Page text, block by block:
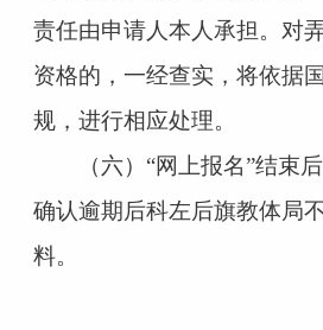
责任由申请人本人承担。对
资格的，一经查实，将依据
规，进行相应处理。
（六）“网上报名”结束
确认逾期后科左后旗教体局
料。